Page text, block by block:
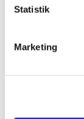
Statistik
Marketing
november (20)
september (23)
juli (11)